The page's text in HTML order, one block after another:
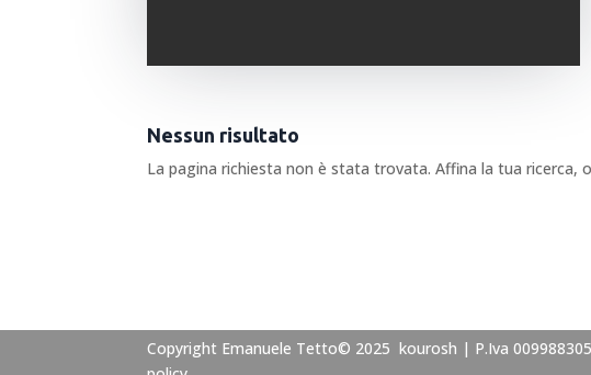
Nessun risultato
La pagina richiesta non è stata trovata. Affina la tua ricerca,
Copyright Emanuele Tetto© 2025 kourosh | P.Iva
+A
Alto Contrasto
Modalità Scura
Modalità
Lettura
Leggi